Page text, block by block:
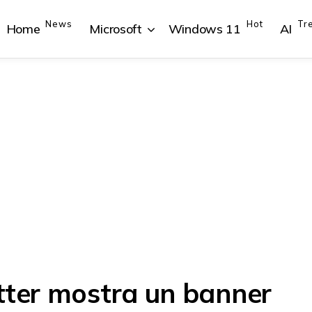
Home News Microsoft Windows 11 Hot AI
mostra un banner